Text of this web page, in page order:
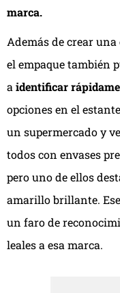
marca.
Además de crear
el empaque también
aidentificar
opciones en el
un supermercado y
todos con envases
pero uno de ellos
amarillo brillante.
un faro de
leales a esa marca.